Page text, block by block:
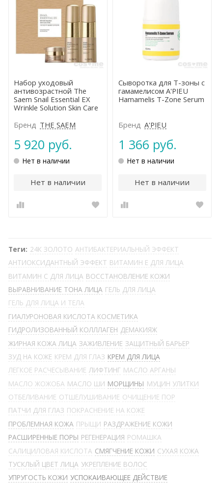
Набор уходовый
антивозрастной The
Saem Snail Essential EX
Wrinkle Solution Skin Care
Бренд THE SAEM
5 920 руб.
Нет в наличии
Нет в наличии
Сыворотка для Т-зоны с
гамамелисом A'PIEU
Hamamelis T-Zone Serum
Бренд A'PIEU
1 366 руб.
Нет в наличии
Нет в наличии
Теги: 24К ЗОЛОТО АНТИБАКТЕРИАЛЬНЫЙ ЭФФЕКТ
АНТИОКСИДАНТНЫЙ ЭФФЕКТ ВИТАМИН Е ДЛЯ ЛИЦА
ВИТАМИН С ДЛЯ ЛИЦА ВОССТАНОВЛЕНИЕ КОЖИ
ВЫРАВНИВАНИЕ ТОНА ЛИЦА ГЕЛЬ ДЛЯ ЛИЦА
ГЕЛЬ ДЛЯ ЛИЦА И ТЕЛА
ГИАЛУРОНОВАЯ КИСЛОТА КОСМЕТИКА
ГИДРОЛИЗОВАННЫЙ КОЛЛЛАГЕН ДЕМАКИЯЖ
ЖИРНАЯ КОЖА ЛИЦА ЗАЖИВЛЕНИЕ ЗАЩИТНЫЙ БАРЬЕР
ЗУД НА КОЖЕ КРЕМ ДЛЯ ГЛАЗ КРЕМ ДЛЯ ЛИЦА
ЛЕГКОЕ РАСЧЕСЫВАНИЕ ЛИФТИНГ МАСЛО АРГАНЫ
МАСЛО ЖОЖОБА МАСЛО ШИ МОРЩИНЫ МУЦИН УЛИТКИ
ОТБЕЛИВАНИЕ ОТШЕЛУШИВАНИЕ ОЧИЩЕНИЕ ПОР
ПАТЧИ ДЛЯ ГЛАЗ ПОКРАСНЕНИЕ НА КОЖЕ
ПРОБЛЕМНАЯ КОЖА ПРЫЩИ РАЗДРАЖЕНИЕ КОЖИ
РАСШИРЕННЫЕ ПОРЫ РЕГЕНЕРАЦИЯ РОМАШКА
САЛИЦИЛОВАЯ КИСЛОТА СМЯГЧЕНИЕ КОЖИ СУХАЯ КОЖА
ТУСКЛЫЙ ЦВЕТ ЛИЦА УКРЕПЛЕНИЕ ВОЛОС
УПРУГОСТЬ КОЖИ УСПОКАИВАЮЩЕЕ ДЕЙСТВИЕ